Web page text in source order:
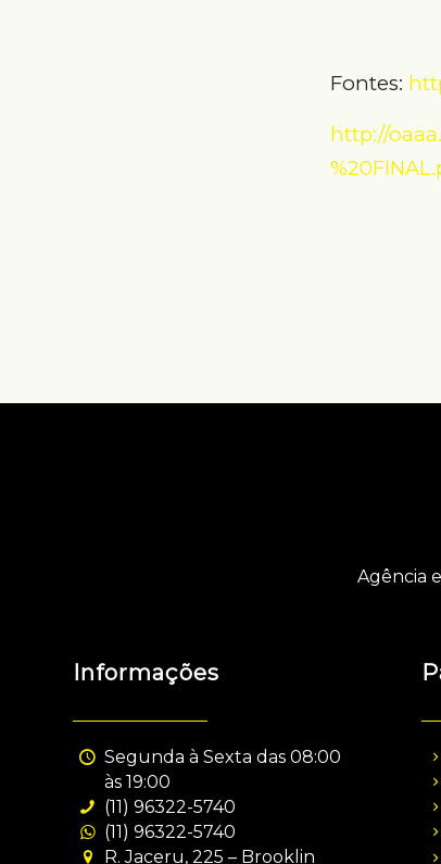
Fontes:
http://
Agência
Informações
Segunda à Sexta das 08:00
às 19:00
(11) 96322-5740
(11) 96322-5740
R. Jaceru, 225 – Brooklin